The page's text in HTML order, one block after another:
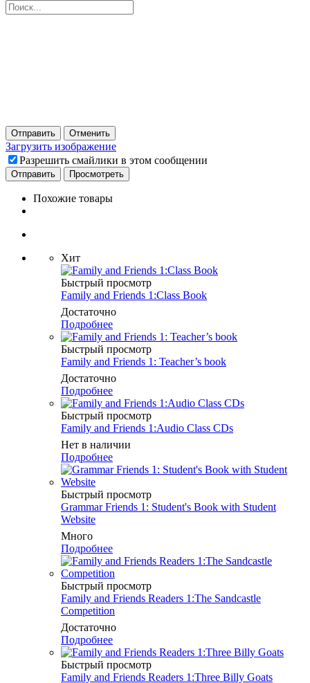
Отправить Отменить
Загрузить изображение
Разрешить смайлики в этом сообщении
Похожие товары
Хит
Быстрый просмотр
Family and Friends 1:Class Book
Достаточно
Подробнее
Быстрый просмотр
Family and Friends 1: Teacher’s book
Достаточно
Подробнее
Быстрый просмотр
Family and Friends 1:Audio Class CDs
Нет в наличии
Подробнее
Быстрый просмотр
Grammar Friends 1: Student's Book with Student
Website
Много
Подробнее
Быстрый просмотр
Family and Friends Readers 1:The Sandcastle
Competition
Достаточно
Подробнее
Быстрый просмотр
Family and Friends Readers 1:Three Billy Goats